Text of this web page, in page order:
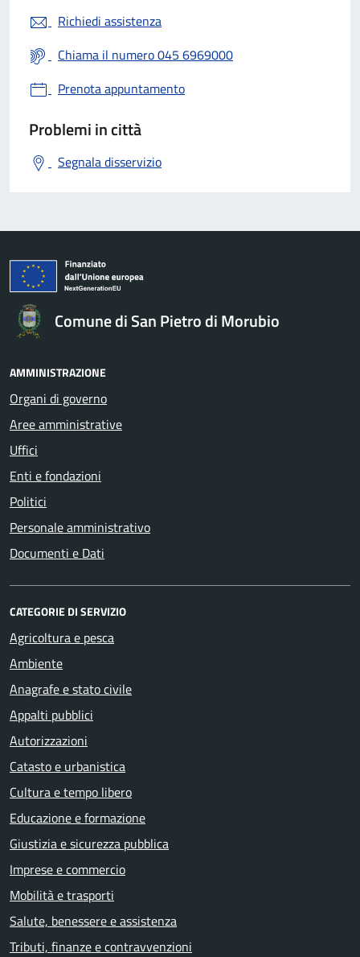
Richiedi assistenza
Chiama il numero 045 6969000
Prenota appuntamento
Problemi in città
Segnala disservizio
Comune di San Pietro di Morubio
AMMINISTRAZIONE
Organi di governo
Aree amministrative
Uffici
Enti e fondazioni
Politici
Personale amministrativo
Documenti e Dati
CATEGORIE DI SERVIZIO
Agricoltura e pesca
Ambiente
Anagrafe e stato civile
Appalti pubblici
Autorizzazioni
Catasto e urbanistica
Cultura e tempo libero
Educazione e formazione
Giustizia e sicurezza pubblica
Imprese e commercio
Mobilità e trasporti
Salute, benessere e assistenza
Tributi, finanze e contravvenzioni